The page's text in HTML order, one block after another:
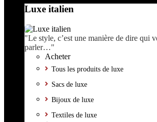
Luxe italien
"Le style, c’est une manière de dire qui
parler…"
Acheter
Tous les produits de luxe
Sacs de luxe
Bijoux de luxe
Textiles de luxe